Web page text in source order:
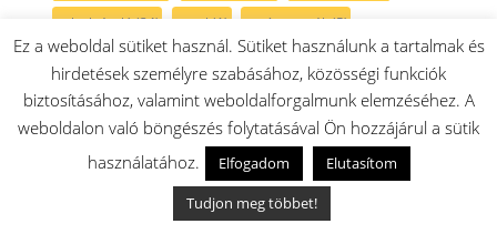
palacktároló(34) panel(1) papír porzsák(5)
paradicsom(4) parketta kefe(2) passzírozó(9)
paszta(1) PB gáz(25) penge(5) perem (3) persely(2)
pezsgő szín(2) pihefogó(3) piheszűrő(3) pink(1)
(2) piros(46) pohár(8) pohártartó(1) polc(51)
polisztirol fűrész(1) Poly-v szíj
Ez a weboldal sütiket használ. Sütiket használunk a tartalmak és
hirdetések személyre szabásához, közösségi funkciók
biztosításához, valamint weboldalforgalmunk elemzéséhez. A
weboldalon való böngészés folytatásával Ön hozzájárul a sütik
használatához.
Elfogadom
Elutasítom
Tudjon meg többet!